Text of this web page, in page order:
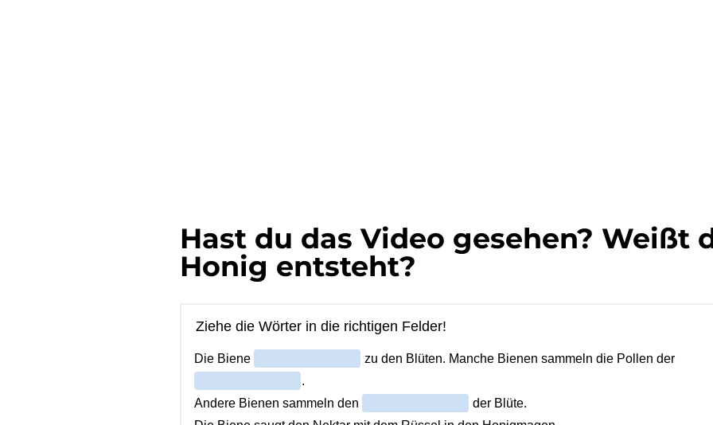
Hast du das Video gesehen? Weißt
Honig entsteht?